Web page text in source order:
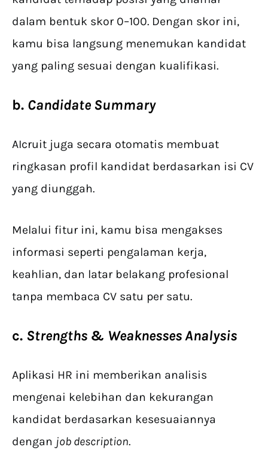
dalam bentuk skor 0–100. Dengan skor ini,
kamu bisa langsung menemukan kandidat
yang paling sesuai dengan kualifikasi.
b. Candidate Summary
AIcruit juga secara otomatis membuat
ringkasan profil kandidat berdasarkan isi CV
yang diunggah.
Melalui fitur ini, kamu bisa mengakses
informasi seperti pengalaman kerja,
keahlian, dan latar belakang profesional
tanpa membaca CV satu per satu.
c. Strengths & Weaknesses Analysis
Aplikasi HR ini memberikan analisis
mengenai kelebihan dan kekurangan
kandidat berdasarkan kesesuaiannya
dengan job description.